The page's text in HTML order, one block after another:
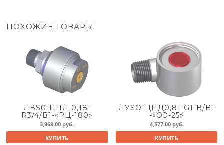
ПОХОЖИЕ ТОВАРЫ
ДВS0-ЦПД 0,18-
R3/4/B1-«РЦ-180»
3,968.00 руб.
КУПИТЬ
ДУSO-ЦПД0,81-G1-В/B1
-«ОЭ-25»
4,577.00 руб.
КУПИТЬ